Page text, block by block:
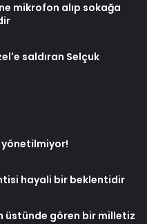
mikrofon alıp sokağa
saldıran Selçuk
yönetilmiyor!
hayali bir beklentidir
üstünde gören bir milletiz